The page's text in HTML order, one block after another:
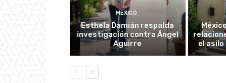
MÉXICO
Esthela Damián respalda
investigación contra Ángel
Aguirre
el